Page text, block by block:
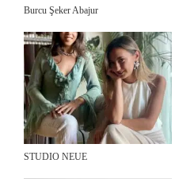
Burcu Şeker Abajur
STUDIO NEUE